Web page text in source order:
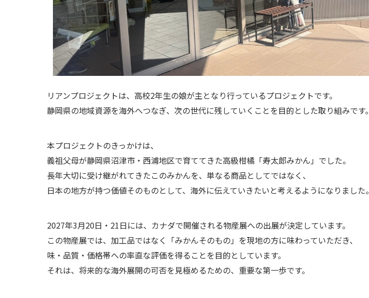
リアンプロジェクトは、高校2年生の娘が主となり行っているプロジェクトです。
静岡県の地域資源を海外へつなぎ、次の世代に残していくことを目的とした取り組みです。
本プロジェクトのきっかけは、
義祖父母が静岡県沼津市・西浦地区で育ててきた高級柑橘「寿太郎みかん」でした。
長年大切に受け継がれてきたこのみかんを、単なる商品としてではなく、
日本の地方が持つ価値そのものとして、海外に伝えていきたいと考えるようになりました。
2027年3月20日・21日には、カナダで開催される物産展への出展が決定しています。
この物産展では、加工品ではなく「みかんそのもの」を現地の方に味わっていただき、
味・品質・価格帯への率直な評価を得ることを目的としています。
それは、将来的な海外展開の可否を見極めるための、重要な第一歩です。